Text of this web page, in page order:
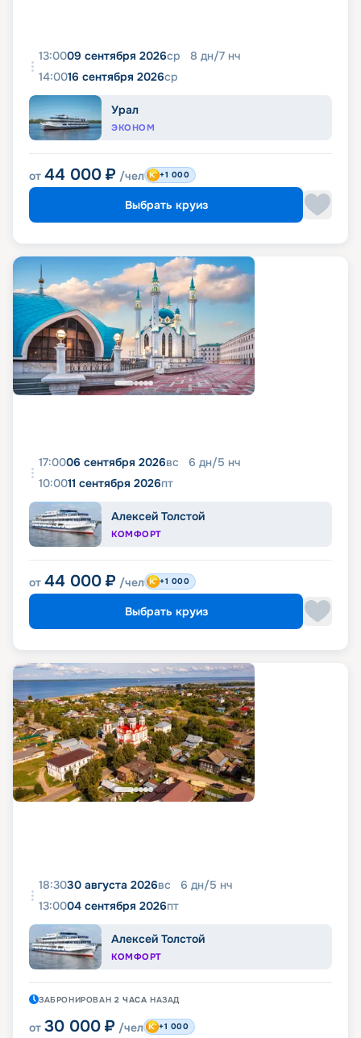
13:0009 сентября 2026ср 8 дн/7 нч
14:0016 сентября 2026ср
Урал
ЭКОНОМ
от 44 000 ₽ /чел +1 000
Выбрать круиз
17:0006 сентября 2026вс 6 дн/5 нч
10:0011 сентября 2026пт
Алексей Толстой
КОМФОРТ
от 44 000 ₽ /чел +1 000
Выбрать круиз
18:3030 августа 2026вс 6 дн/5 нч
13:0004 сентября 2026пт
Алексей Толстой
КОМФОРТ
ЗАБРОНИРОВАН 2 ЧАСА НАЗАД
от 30 000 ₽ /чел +1 000